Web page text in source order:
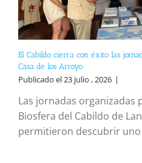
El Cabildo cierra con éxito las
Casa de los Arroyo
Publicado el 23 julio , 2026 |
Las jornadas organizadas
Biosfera del Cabildo de
permitieron descubrir uno